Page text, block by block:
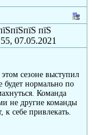
пїЅ
07.05.2021
сезоне выступил
будет нормально по
Команда
не другие команды
к себе привлекать.